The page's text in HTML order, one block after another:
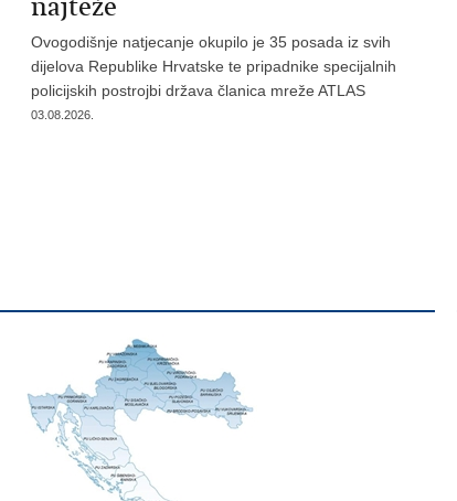
najteže
Ovogodišnje natjecanje okupilo je 35 posada iz svih
dijelova Republike Hrvatske te pripadnike specijalnih
policijskih postrojbi država članica mreže ATLAS
03.08.2026.